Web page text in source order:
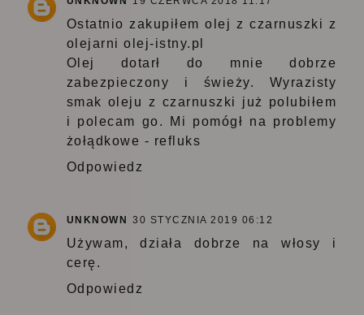
Ostatnio zakupiłem olej z czarnuszki z
olejarniolej-istny.pl
Olej dotarł do mnie dobrze
zabezpieczony i świeży. Wyrazisty
smak oleju z czarnuszki już polubiłem
i polecam go. Mi pomógł na problemy
żołądkowe - refluks
Odpowiedz
UNKNOWN 30 STYCZNIA 2019 06:12
Używam, działa dobrze na włosy i
cerę.
Odpowiedz